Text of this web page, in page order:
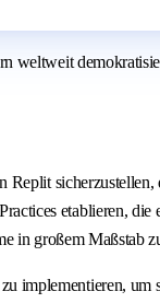
weltweit
Replit
etablieren, die
in großem Maßstab
implementieren, um